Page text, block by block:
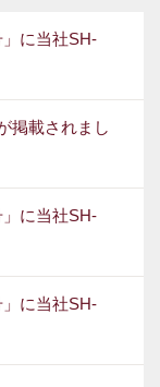
」に当社SH-
掲載されまし
」に当社SH-
」に当社SH-